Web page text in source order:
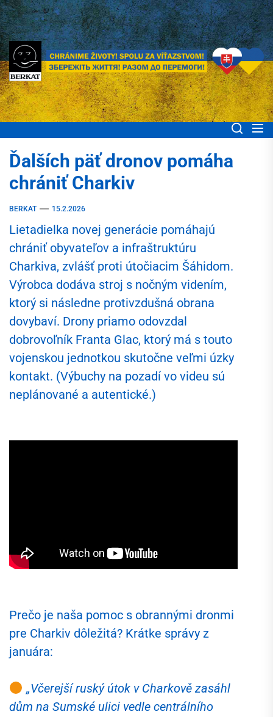
Skip
to
the
content
BERKAT Spoločne
pomáhame ľuďom
Ukrajiny
Chránime životy! Spolu za víťazstvom! Збережіть життя! Разом до
перемоги!
Ďalších päť dronov pomáha
chrániť Charkiv
BERKAT 15.2.2026
Lietadielka novej generácie pomáhajú
chrániť obyvateľov a infraštruktúru
Charkiva, zvlášť proti útočiacim Šáhidom.
Výrobca dodáva stroj s nočným videním,
ktorý si následne protivzdušná obrana
dovybaví. Drony priamo odovzdal
dobrovoľník Franta Glac, ktorý má s touto
vojenskou jednotkou skutočne veľmi úzky
kontakt. (Výbuchy na pozadí vo videu sú
neplánované a autentické.)
Prečo je naša pomoc s obrannými dronmi
pre Charkiv dôležitá? Krátke správy z
januára:
„Včerejší ruský útok v Charkově zasáhl
dům na Sumské ulici vedle centrálního